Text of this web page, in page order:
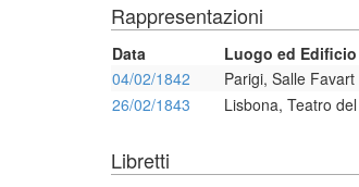
Rappresentazioni
Data Luogo ed Edificio
04/02/1842
Parigi, Salle Favart
26/02/1843
Lisbona, Teatro
Libretti